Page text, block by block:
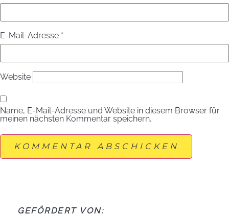
E-Mail-Adresse *
Website
Name, E-Mail-Adresse und Website in diesem Browser für
meinen nächsten Kommentar speichern.
GEFÖRDERT VON: